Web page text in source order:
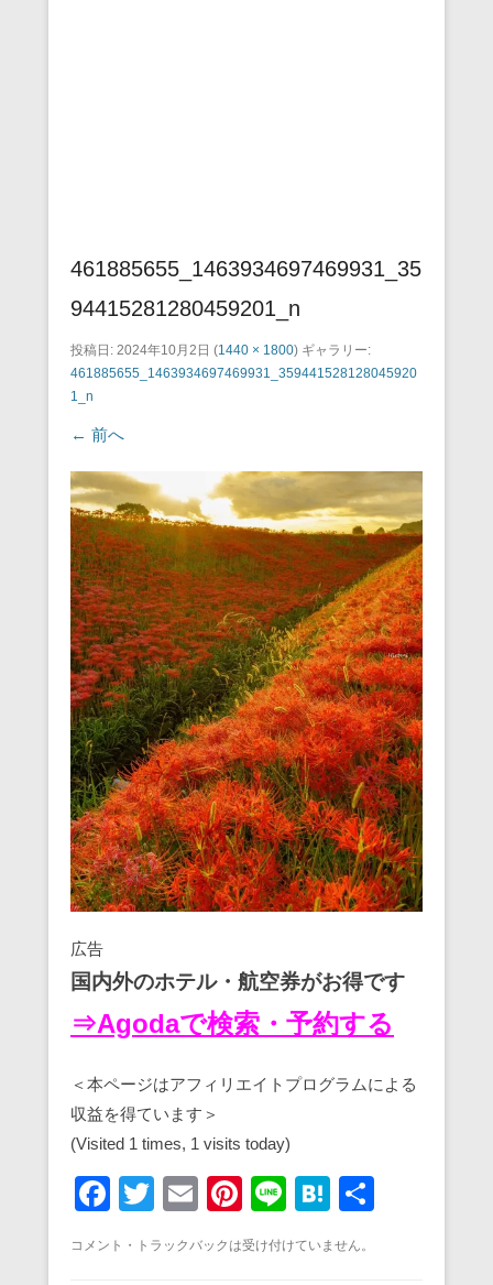
461885655_1463934697469931_35
94415281280459201_n
投稿日: 2024年10月2日 (1440 × 1800) ギャラリー:
461885655_1463934697469931_359441528128045920
1_n
← 前へ
広告
国内外のホテル・航空券がお得です
⇒Agodaで検索・予約する
＜本ページはアフィリエイトプログラムによる
収益を得ています＞
(Visited 1 times, 1 visits today)
F
c
T
tt
E
ail
Pi
nt
er
Li
e
H
e
コメント・トラックバックは受け付けていません。